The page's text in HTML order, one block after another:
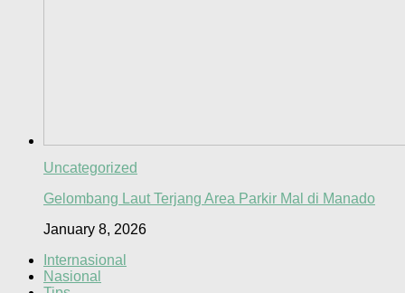
Uncategorized
Gelombang Laut Terjang Area Parkir Mal di Manado
January 8, 2026
Internasional
Nasional